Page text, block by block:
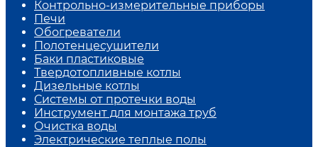
Контрольно-измерительные приборы
Печи
Обогреватели
Полотенцесушители
Баки пластиковые
Твердотопливные котлы
Дизельные котлы
Системы от протечки воды
Инструмент для монтажа труб
Очистка воды
Электрические теплые полы